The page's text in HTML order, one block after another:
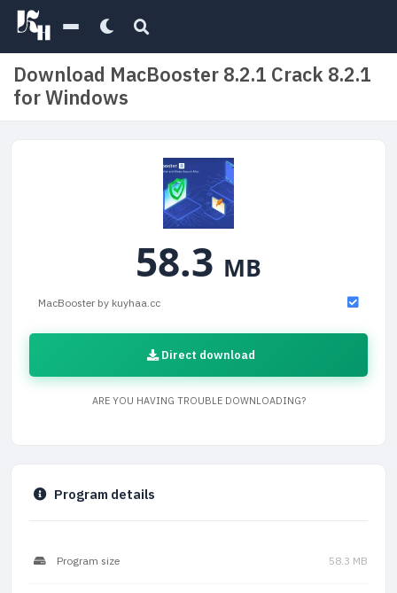
Download MacBooster 8.2.1 Crack 8.2.1
for Windows
58.3 MB
MacBooster by kuyhaa.cc
Direct download
ARE YOU HAVING TROUBLE DOWNLOADING?
Program details
Program size 58.3 MB